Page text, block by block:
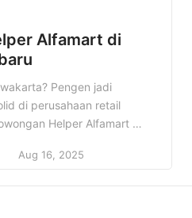
Alfamart di
Pengen jadi
di perusahaan retail
Helper Alfamart di
yang fresh graduate
ini penting? Karena
yang stabil […]
Aug 16, 2025